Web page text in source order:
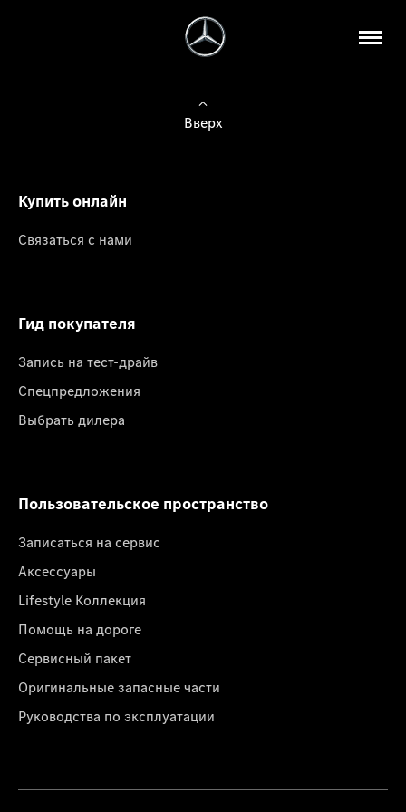
Вверх
Купить онлайн
Связаться с нами
Гид покупателя
Запись на тест-драйв
Спецпредложения
Выбрать дилера
Пользовательское пространство
Записаться на сервис
Аксессуары
Lifestyle Коллекция
Помощь на дороге
Сервисный пакет
Оригинальные запасные части
Руководства по эксплуатации